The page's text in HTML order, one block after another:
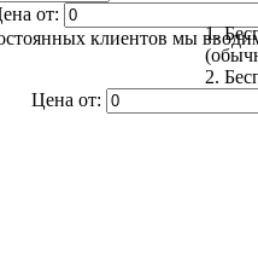
от:
клиентов мы
1.
2.
Цена от: